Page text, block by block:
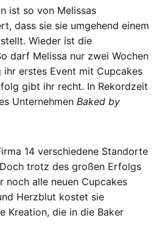
ist so von Melissas
dass sie sie umgehend einem
Wieder ist die
darf Melissa nur zwei Wochen
ihr erstes Event mit Cupcakes
gibt ihr recht. In Rekordzeit
Unternehmen Baked by
14 verschiedene Standorte
trotz des großen Erfolgs
noch alle neuen Cupcakes
Herzblut kostet sie
Kreation, die in die Baker